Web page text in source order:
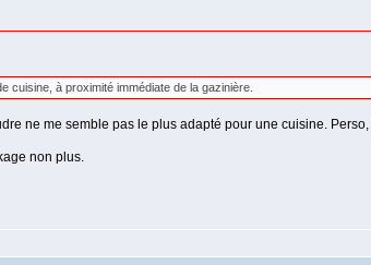
cuisine, à proximité immédiate de la gazinière.
ne me semble pas le plus adapté pour une cuisine.
non plus.